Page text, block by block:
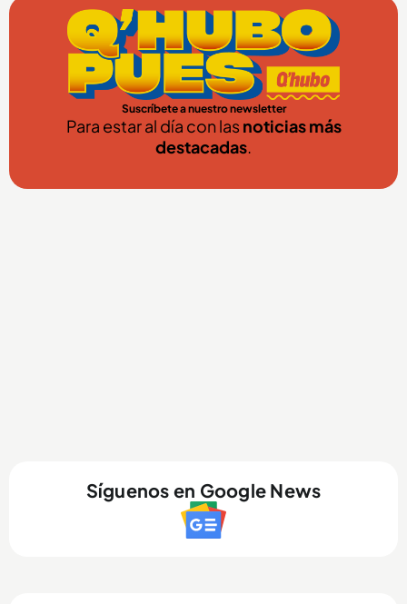
Suscríbete a nuestro newsletter
Para estar al día con lasnoticias más
destacadas.
Síguenos en Google News